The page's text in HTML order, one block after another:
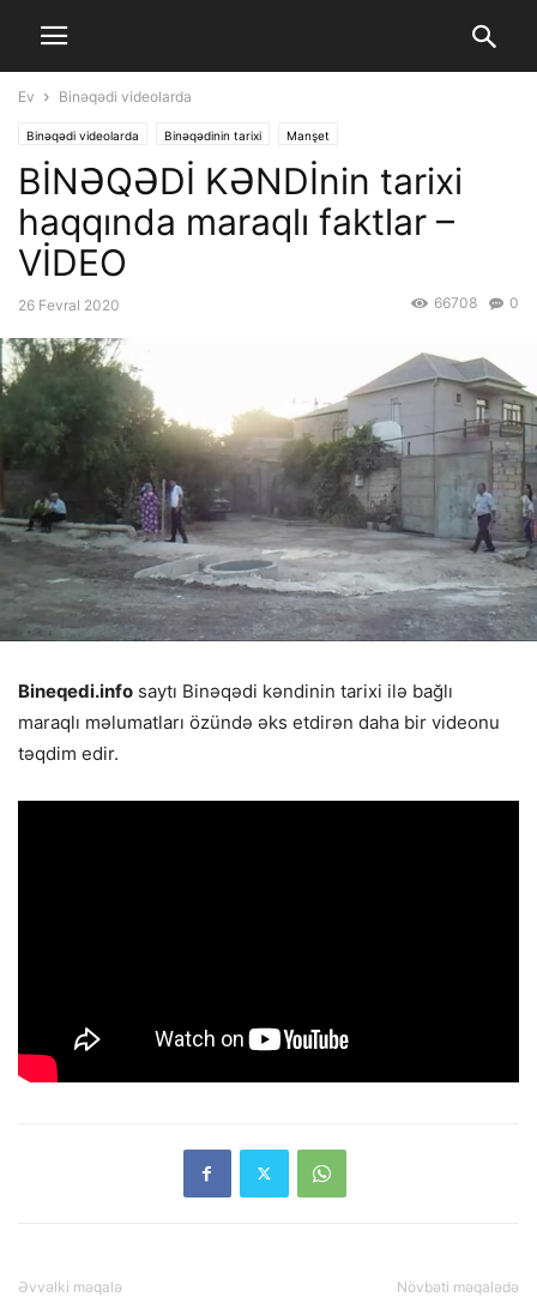
Ev Binəqədi videolarda
Binəqədi videolarda Binəqədinin tarixi Manşet
BİNƏQƏDİ KƏNDİnin tarixi
haqqında maraqlı faktlar –
VİDEO
26 Fevral 2020 0
66708
Bineqedi.info saytı Binəqədi kəndinin tarixi ilə bağlı
maraqlı məlumatları özündə əks etdirən daha bir videonu
təqdim edir.
Əvvəlki məqalə Növbəti məqalədə